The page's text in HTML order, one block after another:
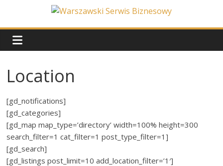
content
Warszawski
Serwis
Biznesowy
Wydarzenia
z
życia
stolicy
Location
[gd_notifications]
[gd_categories]
[gd_map map_type=’directory’ width=100% height=300
search_filter=1 cat_filter=1 post_type_filter=1]
[gd_search]
[gd_listings post_limit=10 add_location_filter=’1′]